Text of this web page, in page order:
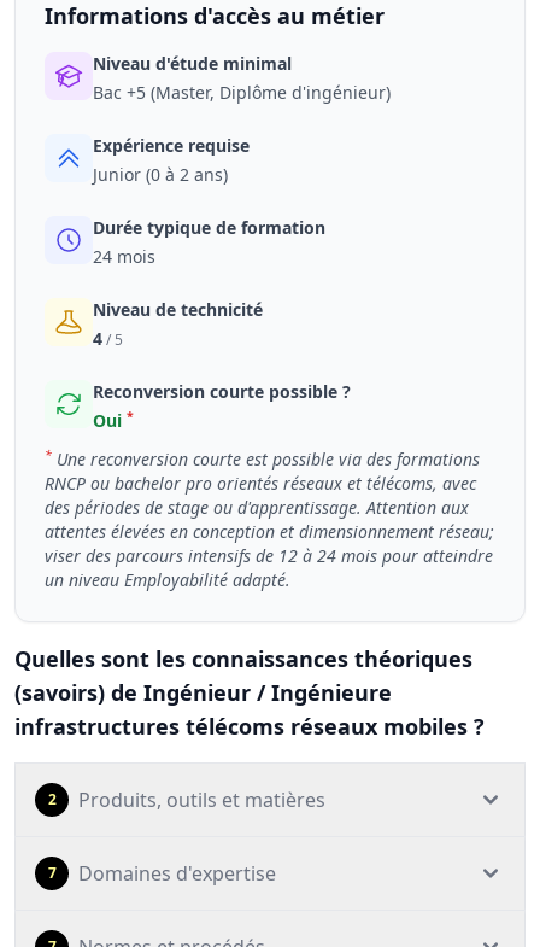
Informations d'accès au métier
Niveau d'étude minimal
Bac +5 (Master, Diplôme d'ingénieur)
Expérience requise
Junior (0 à 2 ans)
Durée typique de formation
24 mois
Niveau de technicité
4/ 5
Reconversion courte possible ?
Oui *
* Une reconversion courte est possible via des formations
RNCP ou bachelor pro orientés réseaux et télécoms, avec
des périodes de stage ou d'apprentissage. Attention aux
attentes élevées en conception et dimensionnement réseau;
viser des parcours intensifs de 12 à 24 mois pour atteindre
un niveau Employabilité adapté.
Quelles sont les connaissances théoriques
(savoirs) de Ingénieur / Ingénieure
infrastructures télécoms réseaux mobiles ?
2 Produits, outils et matières
7 Domaines d'expertise